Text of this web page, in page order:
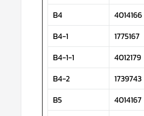
B4
4014166
B4-1
1775167
B4-1-1
4012179
B4-2
1739743
B5
4014167